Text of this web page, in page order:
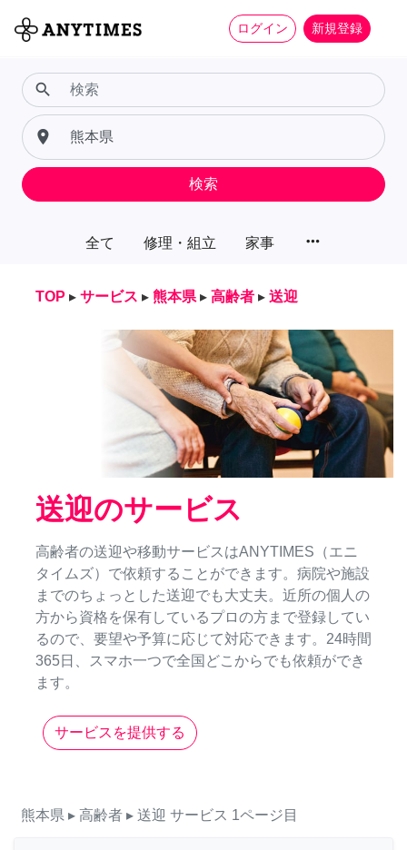
ログイン 新規登録
全て 修理・組立 家事 more_horiz
search
place
検索
TOP ▸ サービス ▸ 熊本県 ▸ 高齢者 ▸ 送迎
送迎のサービス
高齢者の送迎や移動サービスはANYTIMES（エニ
タイムズ）で依頼することができます。病院や施設
までのちょっとした送迎でも大丈夫。近所の個人の
方から資格を保有しているプロの方まで登録してい
るので、要望や予算に応じて対応できます。24時間
365日、スマホ一つで全国どこからでも依頼ができ
ます。
サービスを提供する
熊本県 ▸ 高齢者 ▸ 送迎 サービス 1ページ目